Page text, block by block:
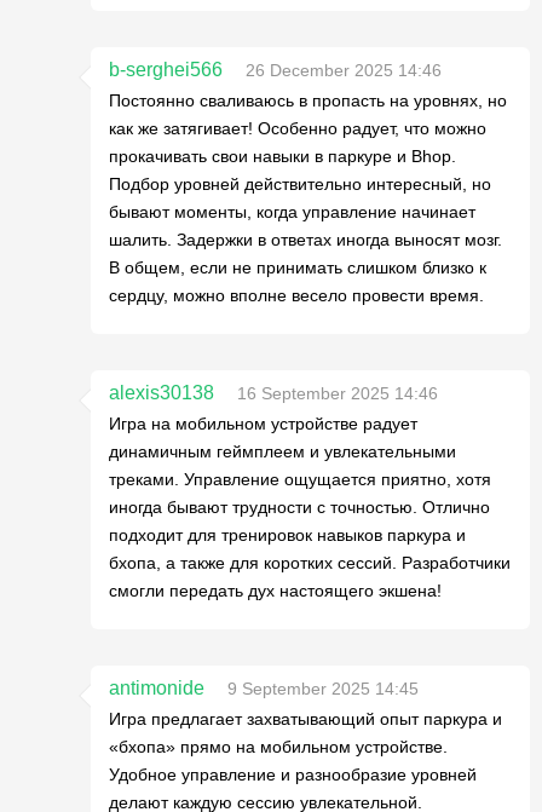
b-serghei566
26 December 2025 14:46
Постоянно сваливаюсь в пропасть на уровнях, но
как же затягивает! Особенно радует, что можно
прокачивать свои навыки в паркуре и Bhop.
Подбор уровней действительно интересный, но
бывают моменты, когда управление начинает
шалить. Задержки в ответах иногда выносят мозг.
В общем, если не принимать слишком близко к
сердцу, можно вполне весело провести время.
alexis30138
16 September 2025 14:46
Игра на мобильном устройстве радует
динамичным геймплеем и увлекательными
треками. Управление ощущается приятно, хотя
иногда бывают трудности с точностью. Отлично
подходит для тренировок навыков паркура и
бхопа, а также для коротких сессий. Разработчики
смогли передать дух настоящего экшена!
antimonide
9 September 2025 14:45
Игра предлагает захватывающий опыт паркура и
«бхопа» прямо на мобильном устройстве.
Удобное управление и разнообразие уровней
делают каждую сессию увлекательной.